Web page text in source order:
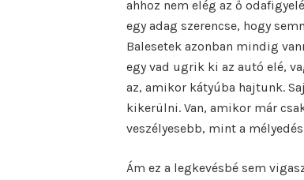
ahhoz nem elég az ő
egy adag szerencse, hogy
Balesetek azonban mindig
egy vad ugrik ki az autó elé,
az, amikor kátyúba hajtunk.
kikerülni. Van, amikor már
veszélyesebb, mint a
Ám ez a legkevésbé sem